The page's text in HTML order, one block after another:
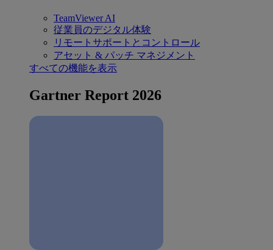
TeamViewer AI
従業員のデジタル体験
リモートサポートとコントロール
アセット & パッチ マネジメント
すべての機能を表示
Gartner Report 2026